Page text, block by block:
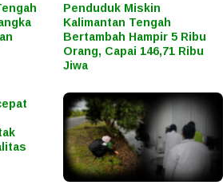
Penduduk Miskin
Kalimantan Tengah
Bertambah Hampir 5 Ribu
Orang, Capai 146,71 Ribu
Jiwa